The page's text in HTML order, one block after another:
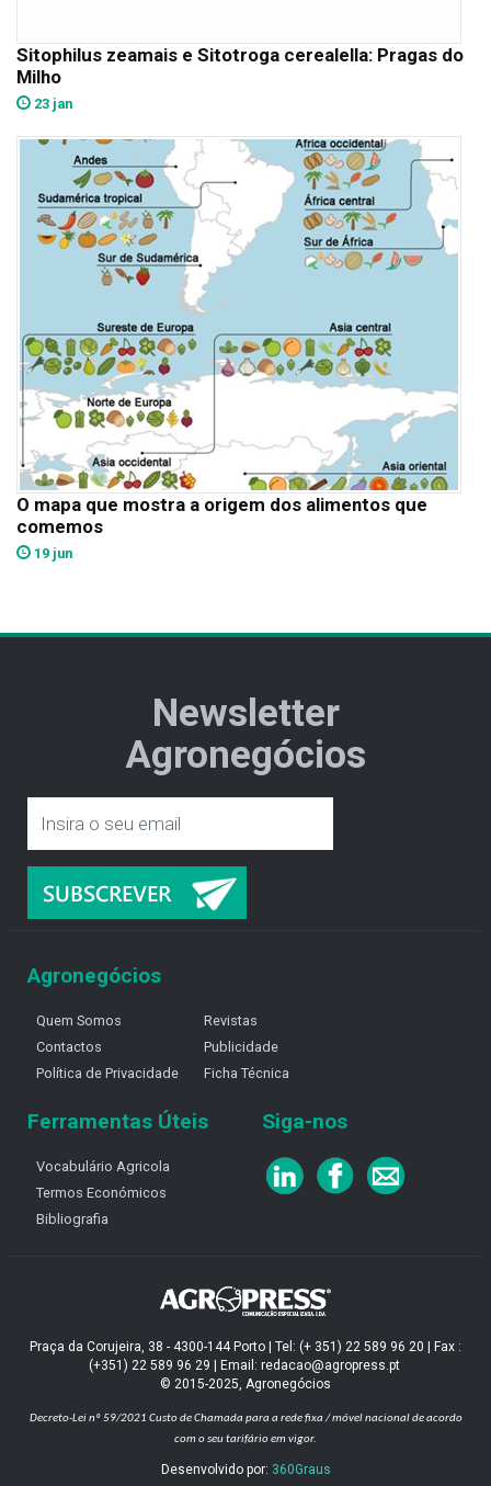
Sitophilus zeamais e Sitotroga cerealella: Pragas do
Milho
23 jan
O mapa que mostra a origem dos alimentos que
comemos
19 jun
Newsletter
Agronegócios
Agronegócios
Quem Somos
Contactos
Política de Privacidade
Revistas
Publicidade
Ficha Técnica
Ferramentas Úteis
Vocabulário Agricola
Termos Económicos
Bibliografia
Siga-nos
Praça da Corujeira, 38 - 4300-144 Porto | Tel: (+ 351) 22 589 96 20 | Fax :
(+351) 22 589 96 29 | Email: redacao@agropress.pt
© 2015-2025, Agronegócios
Decreto-Lei nº 59/2021 Custo de Chamada para a rede fixa / móvel nacional de acordo
com o seu tarifário em vigor.
Desenvolvido por: 360Graus